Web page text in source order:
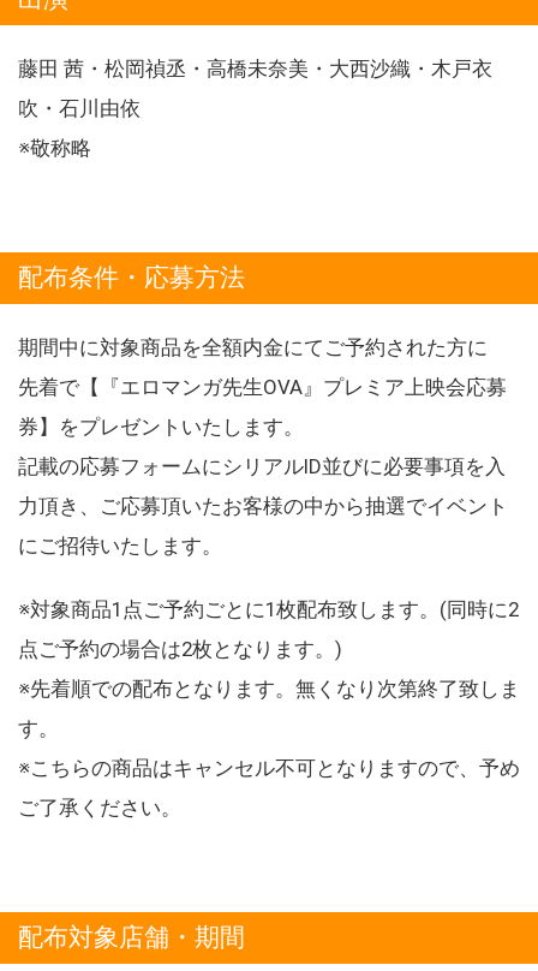
藤田 茜・松岡禎丞・高橋未奈美・大西沙織・木戸衣
吹・石川由依
※敬称略
配布条件・応募方法
期間中に対象商品を全額内金にてご予約された方に
先着で【『エロマンガ先生OVA』プレミア上映会応募
券】をプレゼントいたします。
記載の応募フォームにシリアルID並びに必要事項を入
力頂き、ご応募頂いたお客様の中から抽選でイベント
にご招待いたします。
※対象商品1点ご予約ごとに1枚配布致します。(同時に2
点ご予約の場合は2枚となります。)
※先着順での配布となります。無くなり次第終了致しま
す。
※こちらの商品はキャンセル不可となりますので、予め
ご了承ください。
配布対象店舗・期間